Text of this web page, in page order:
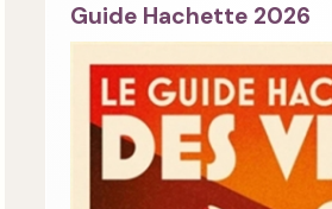
Guide Hachette 2026